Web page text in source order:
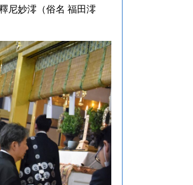
尼妙澪（俗名 福田澪